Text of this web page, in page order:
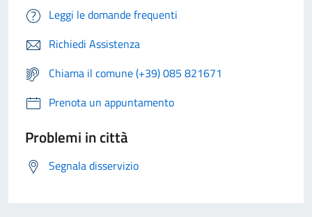
Leggi le domande frequenti
Richiedi Assistenza
Chiama il comune (+39) 085 821671
Prenota un appuntamento
Problemi in città
Segnala disservizio